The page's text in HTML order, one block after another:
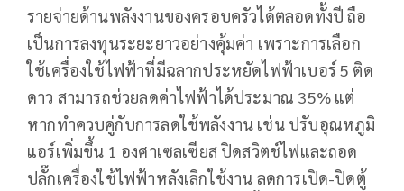
รายจ่ายด้านพลังงานของครอบครัวได้ตลอดทั้งปี ถือ
เป็นการลงทุนระยะยาวอย่างคุ้มค่า เพราะการเลือก
ใช้​เครื่อง​ใช้​ไฟฟ้าที่มีฉลากประหยัดไฟฟ้า​​เบอร์​ 5 ติด
ดาว สามารถช่วยลดค่าไฟฟ้าได้ประมาณ 35% แต่
หากทำควบคู่กับการลดใช้พลังงาน เช่น ปรับอุณหภูมิ
แอร์เพิ่มขึ้น 1 องศาเซลเซียส ปิดสวิตช์ไฟและถอด
ปลั๊กเครื่องใช้ไฟฟ้าหลังเลิกใช้งาน ลดการเปิด-ปิดตู้